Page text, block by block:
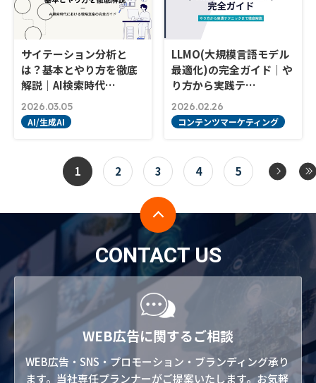
サイテーション分析と
は？基本とやり方を徹底
解説｜AI検索時代…
2026.03.05
AI/生成AI
LLMO(大規模言語モデル
最適化)の完全ガイド｜や
り方から実践テ…
2026.02.26
コンテンツマーケティング
1 2 3 4 5
CONTACT US
WEB広告に関するご相談
WEB広告・SNS・プロモーション・ブランディング承り
ます。当社専任プランナーがご提案いたします。お気軽